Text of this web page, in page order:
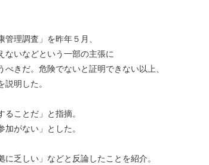
理調査」を昨年５月、
ないなどという一部の主張に
きだ。危険でないと証明できない以上、
明した。
ことだ」と指摘。
がない」とした。
乏しい」などと反論したことを紹介。